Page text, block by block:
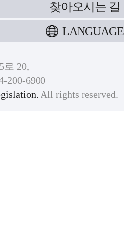
찾아오시는 길
LANGUAGE
로 20,
200-6900
All rights reserved.